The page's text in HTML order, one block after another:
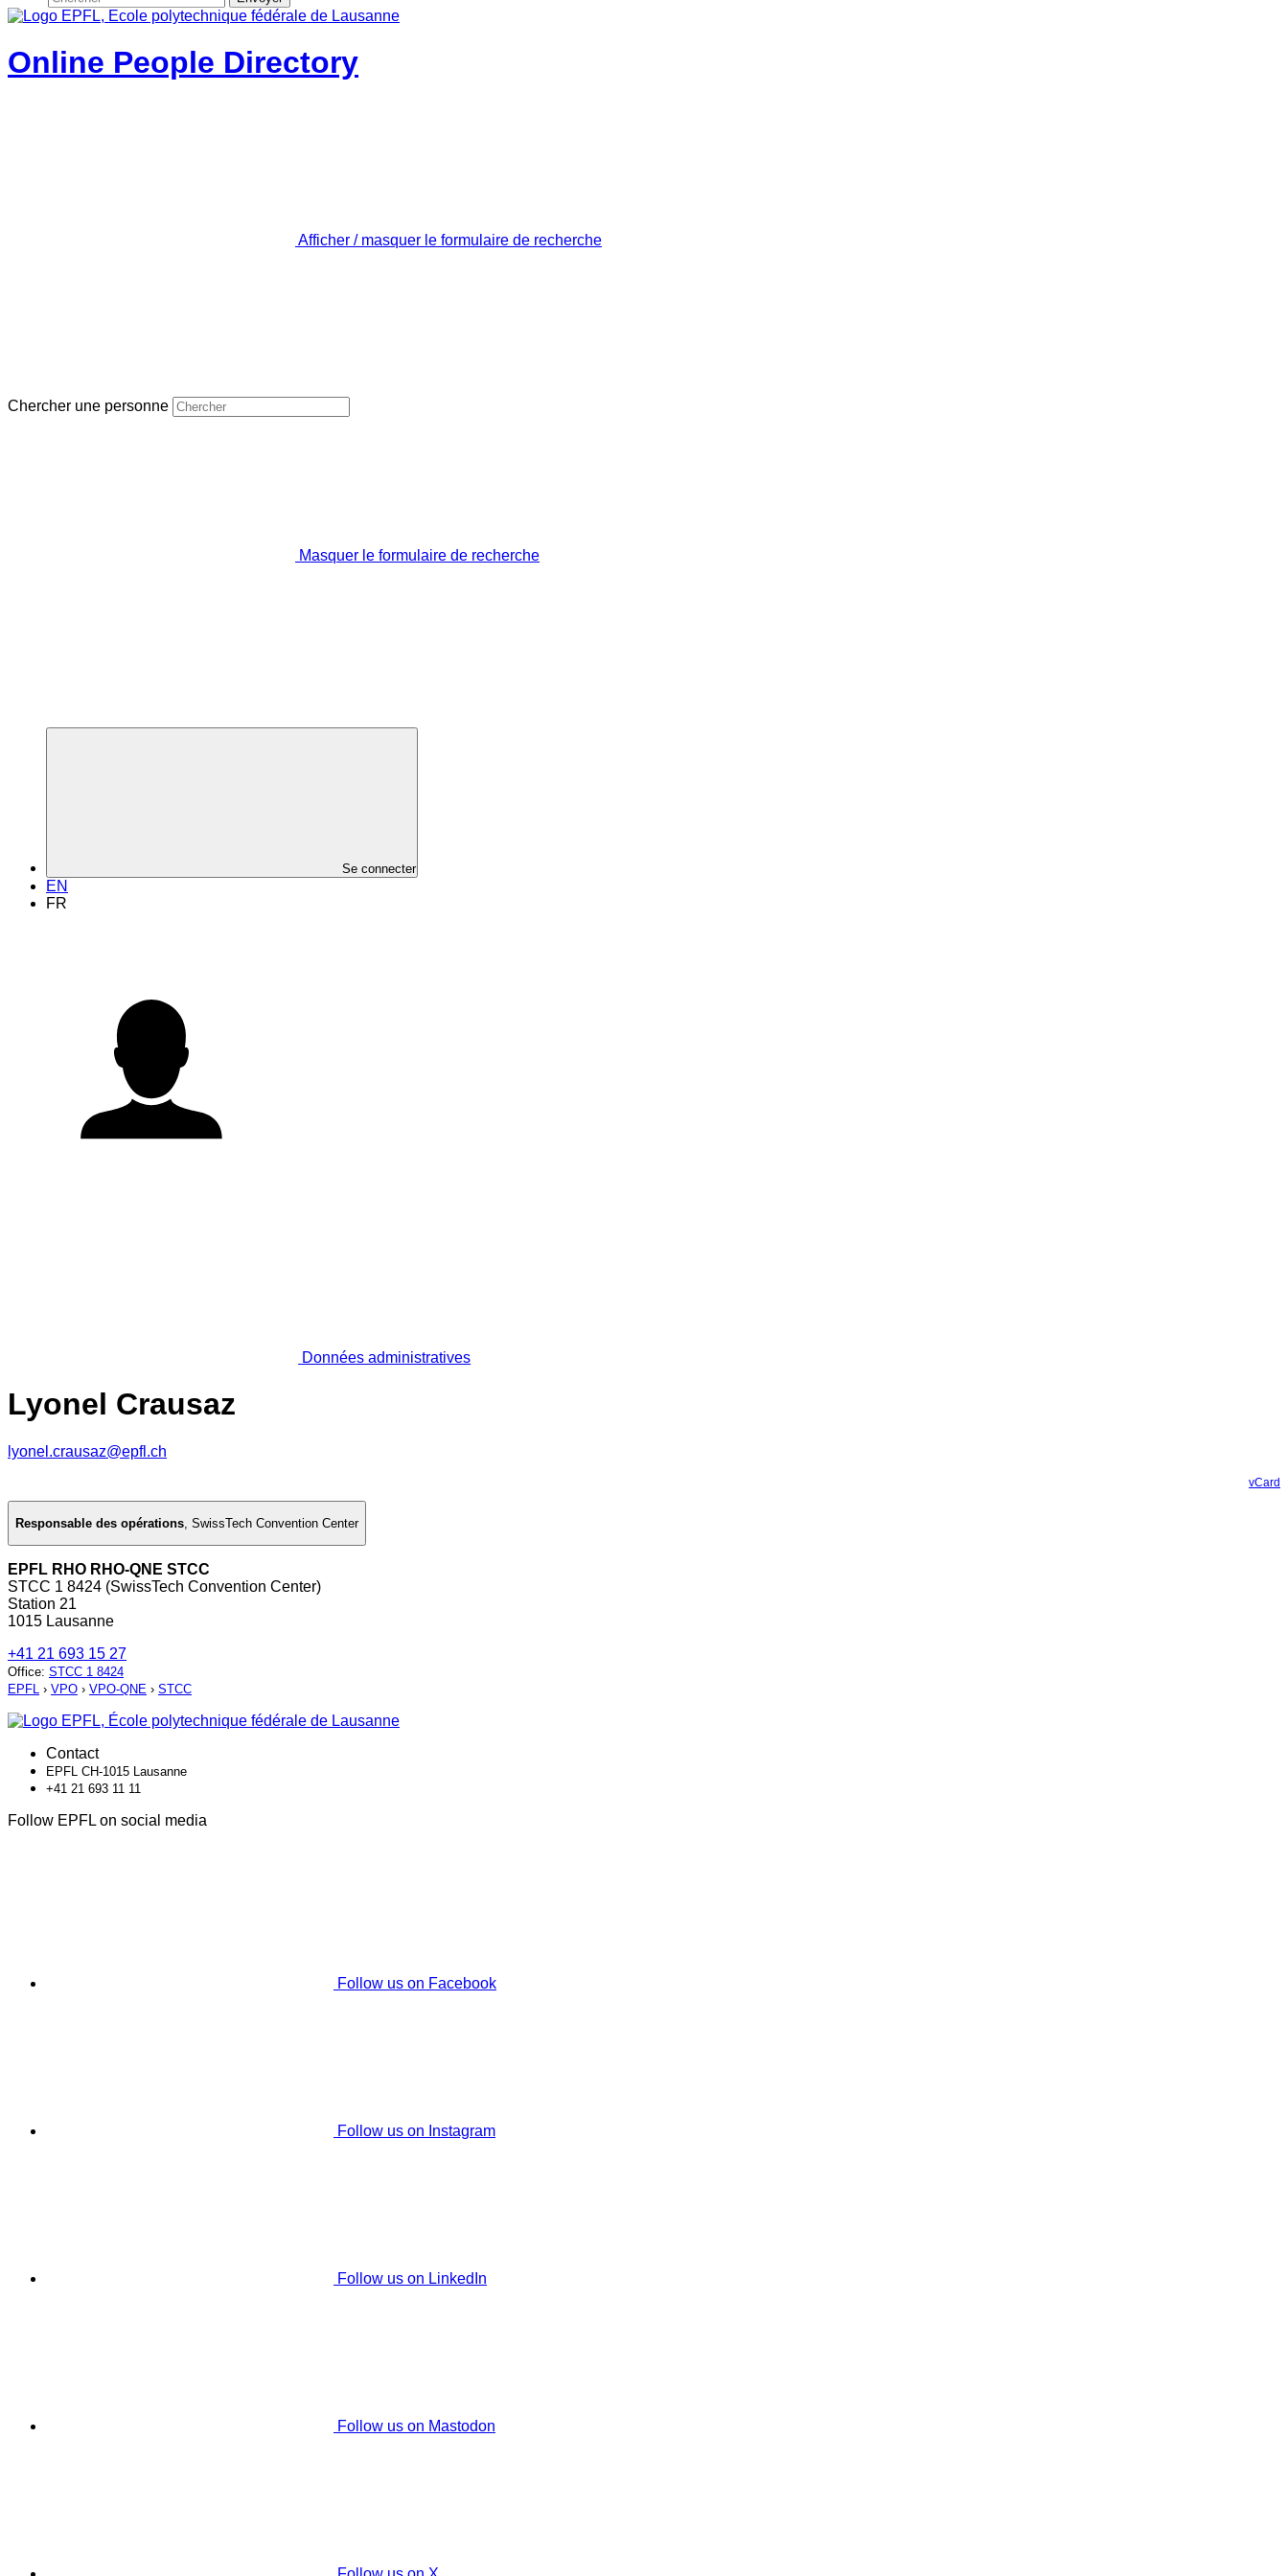
Online People Directory
Afficher / masquer le formulaire de recherche
Chercher une personne
Masquer le formulaire de recherche
Se connecter
EN
FR
Données administratives
Lyonel Crausaz
lyonel.crausaz@epfl.ch
vCard
Responsable des opérations, SwissTech Convention Center
EPFL RHO RHO-QNE STCC
STCC 1 8424 (SwissTech Convention Center)
Station 21
1015 Lausanne
+41 21 693 15 27
Office: STCC 1 8424
EPFL › VPO › VPO-QNE › STCC
Contact
EPFL CH-1015 Lausanne
+41 21 693 11 11
Follow EPFL on social media
Follow us on Facebook
Follow us on Instagram
Follow us on LinkedIn
Follow us on Mastodon